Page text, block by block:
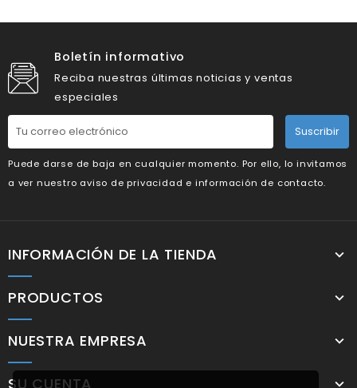
Boletín informativo
Reciba nuestras últimas noticias y ventas
especiales
Suscribir
Puede darse de baja en cualquier momento. Por ello, lo invitamos
a ver nuestro aviso de privacidad e información de contacto.
INFORMACIÓN DE LA TIENDA
PRODUCTOS
NUESTRA EMPRESA
SU CUENTA